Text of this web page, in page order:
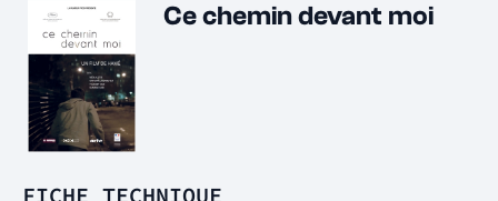
Ce chemin devant moi
FICHE TECHNIQUE